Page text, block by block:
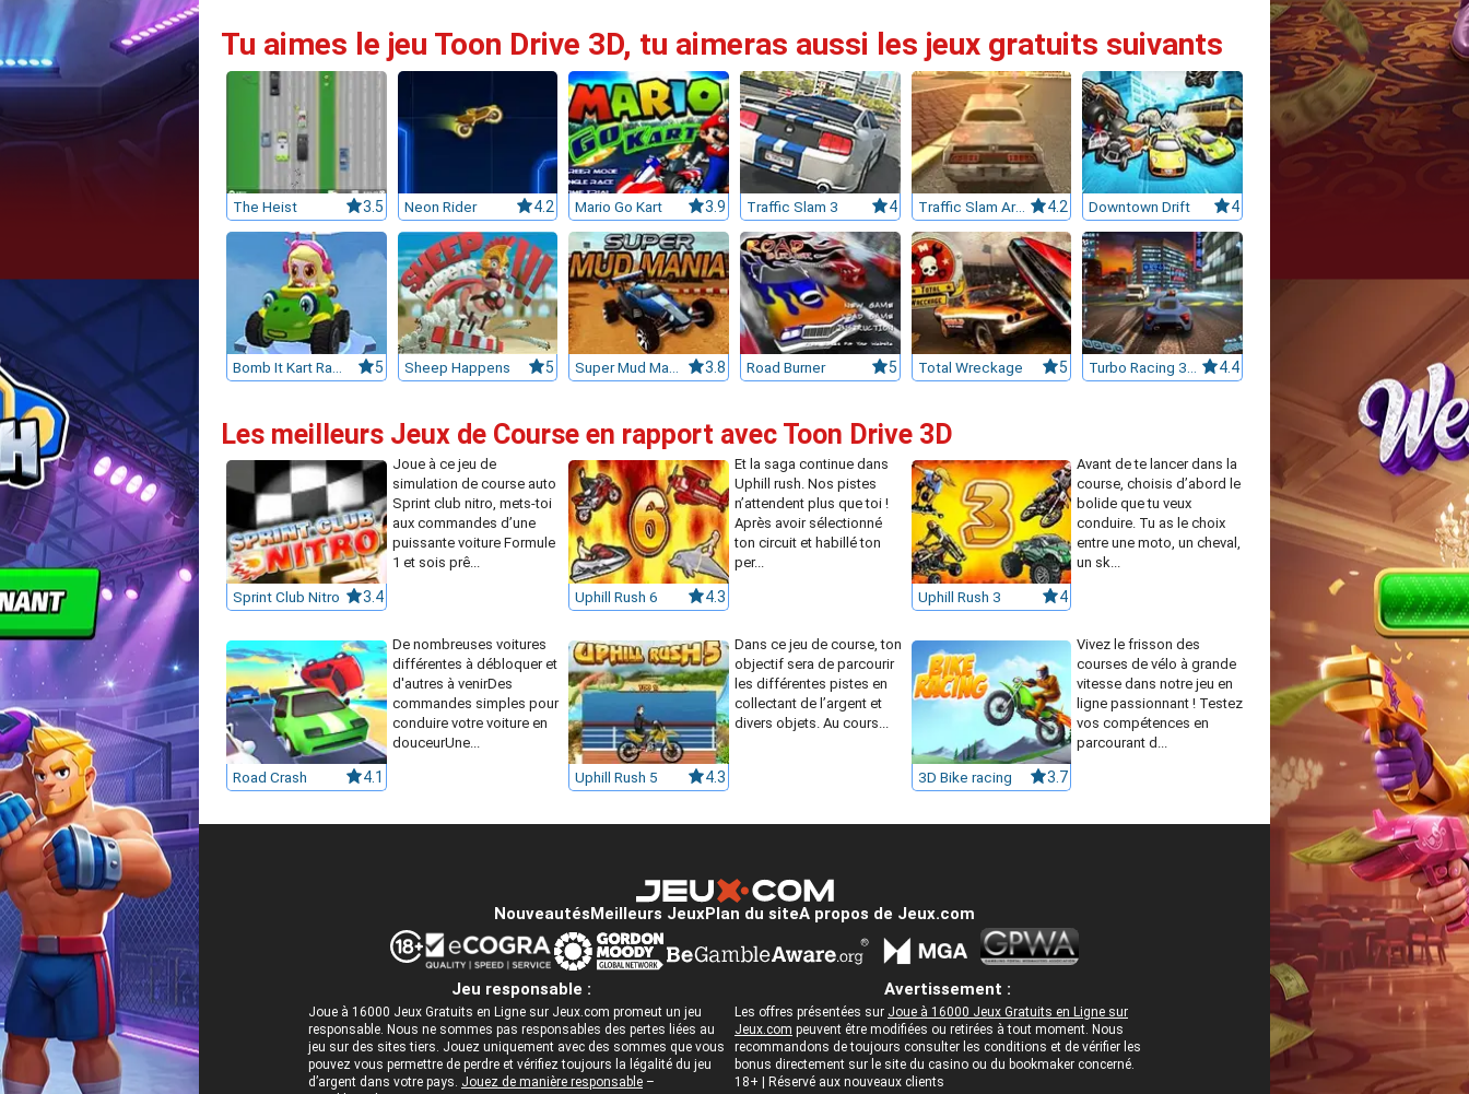
Tu aimes le jeu Toon Drive 3D, tu aimeras aussi les jeux gratuits suivants
The Heist 3.5 Neon Rider 4.2 Mario Go Kart 3.9 Traffic Slam 3 4 Traffic Slam Arena 4.2 Downtown Drift 4
Bomb It Kart Racer 5 Sheep Happens 5 Super Mud Mania 3.8 Road Burner 5 Total Wreckage 5 Turbo Racing 3 Shanghai 4.4
Les meilleurs Jeux de Course en rapport avec Toon Drive 3D
Sprint Club Nitro 3.4
Joue à ce jeu de
simulation de course auto
Sprint club nitro, mets-toi
aux commandes d’une
puissante voiture Formule
1 et sois prê...
Uphill Rush 6 4.3
Et la saga continue dans
Uphill rush. Nos pistes
n’attendent plus que toi !
Après avoir sélectionné
ton circuit et habillé ton
per...
Uphill Rush 3 4
Avant de te lancer dans la
course, choisis d’abord le
bolide que tu veux
conduire. Tu as le choix
entre une moto, un cheval,
un sk...
Road Crash 4.1
De nombreuses voitures
différentes à débloquer et
d'autres à venirDes
commandes simples pour
conduire votre voiture en
douceurUne...
Uphill Rush 5 4.3
Dans ce jeu de course, ton
objectif sera de parcourir
les différentes pistes en
collectant de l’argent et
divers objets. Au cours...
3D Bike racing 3.7
Vivez le frisson des
courses de vélo à grande
vitesse dans notre jeu en
ligne passionnant ! Testez
vos compétences en
parcourant d...
Nouveautés Meilleurs JeuxPlan du siteA propos de Jeux.com
Jeu responsable :
Joue à 16000 Jeux Gratuits en Ligne sur Jeux.com promeut un jeu
responsable. Nous ne sommes pas responsables des pertes liées au
jeu sur des sites tiers. Jouez uniquement avec des sommes que vous
pouvez vous permettre de perdre et vérifiez toujours la légalité du jeu
d’argent dans votre pays. Jouez de manière responsable –
Avertissement :
Les offres présentées sur Joue à 16000 Jeux Gratuits en Ligne sur
Jeux.com peuvent être modifiées ou retirées à tout moment. Nous
recommandons de toujours consulter les conditions et de vérifier les
bonus directement sur le site du casino ou du bookmaker concerné.
18+ | Réservé aux nouveaux clients